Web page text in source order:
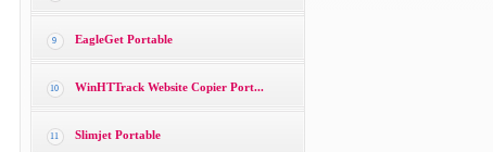
9 EagleGet Portable
10 WinHTTrack Website Copier Port...
11 Slimjet Portable